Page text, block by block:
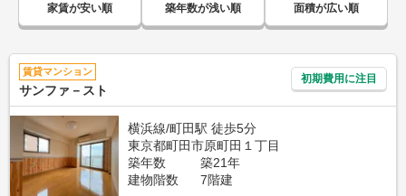
家賃が安い順 築年数が浅い順 面積が広い順
賃貸マンション
サンファ－スト
初期費用に注目
横浜線/町田駅 徒歩5分
東京都町田市原町田１丁目
築年数
築21年
建物階数
7階建